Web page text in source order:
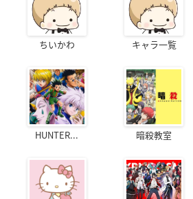
ちいかわ キャラ一覧
HUNTER... 暗殺教室